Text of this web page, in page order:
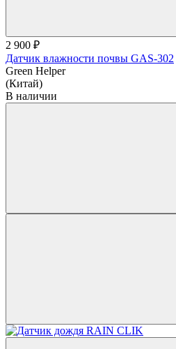
2 900 ₽
Датчик влажности почвы GAS-302
Green Helper
(Китай)
В наличии